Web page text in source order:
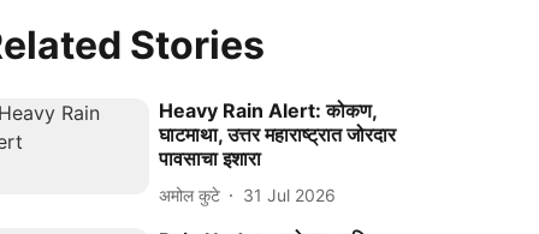
Stories
Heavy Rain Alert: कोकण,
घाटमाथा, उत्तर महाराष्ट्रात जोरदार
पावसाचा इशारा
अमोल कुटे 31 Jul 2026